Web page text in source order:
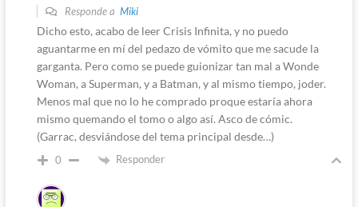
Responde a Miki
Dicho esto, acabo de leer Crisis Infinita, y no puedo
aguantarme en mí del pedazo de vómito que me sacude la
garganta. Pero como se puede guionizar tan mal a Wonde
Woman, a Superman, y a Batman, y al mismo tiempo, joder.
Menos mal que no lo he comprado proque estaría ahora
mismo quemando el tomo o algo así. Asco de cómic.
(Garrac, desviándose del tema principal desde…)
0 Responder